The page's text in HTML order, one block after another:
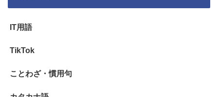
IT用語
TikTok
ことわざ・慣用句